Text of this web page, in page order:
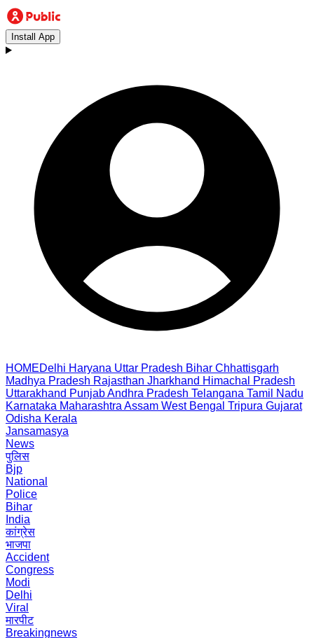
Install App
HOMEDelhi Haryana Uttar Pradesh Bihar Chhattisgarh
Madhya Pradesh Rajasthan Jharkhand Himachal Pradesh
Uttarakhand PunjabAndhra Pradesh Telangana Tamil Nadu
Karnataka Maharashtra Assam West Bengal Tripura Gujarat
Odisha Kerala
Jansamasya
News
पुलिस
Bjp
National
Police
Bihar
India
कांग्रेस
भाजपा
Accident
Congress
Modi
Delhi
Viral
मारपीट
Breakingnews